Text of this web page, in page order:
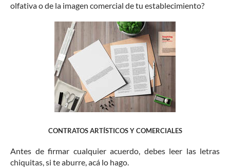
olfativa o de la imagen comercial de tu establecimiento?
CONTRATOS ARTÍSTICOS Y COMERCIALES
Antes de firmar cualquier acuerdo, debes leer las letras
chiquitas, si te aburre, acá lo hago.